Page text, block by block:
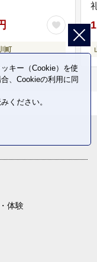
町
体験
キー（Cookie）を使
、Cookieの利用に同
ください。